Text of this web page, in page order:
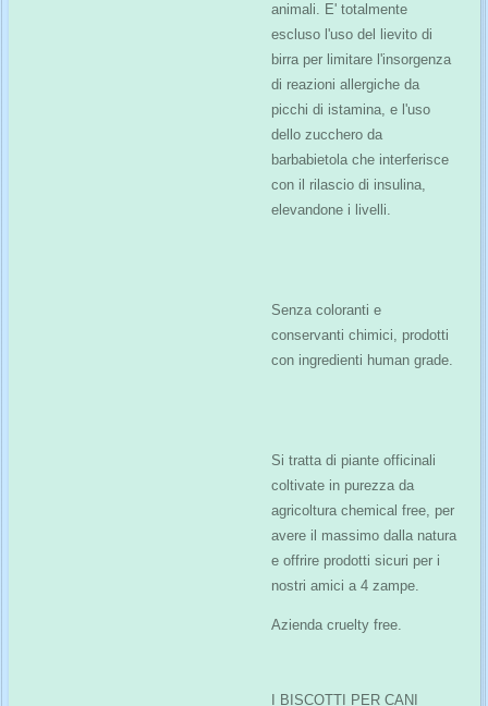
animali. E' totalmente
escluso l'uso del lievito di
birra per limitare l'insorgenza
di reazioni allergiche da
picchi di istamina, e l'uso
dello zucchero da
barbabietola che interferisce
con il rilascio di insulina,
elevandone i livelli.
Senza coloranti e
conservanti chimici, prodotti
con ingredienti human grade.
Si tratta di piante officinali
coltivate in purezza da
agricoltura chemical free, per
avere il massimo dalla natura
e offrire prodotti sicuri per i
nostri amici a 4 zampe.
Azienda cruelty free.
I BISCOTTI PER CANI